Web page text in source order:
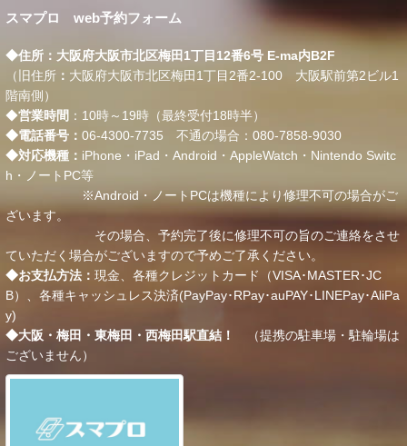
スマプロ web予約フォーム
◆住所：大阪府大阪市北区梅田1丁目12番6号 E-ma内B2F
（旧住所 ： 大阪府大阪市北区梅田1丁目2番2-100 大阪駅前第2ビル1
階南側）
◆営業時間 ：10時～19時（最終受付18時半）
◆電話番号： 06-4300-7735 不通の場合： 080-7858-9030
◆対応機種： iPhone・iPad・Android・AppleWatch・Nintendo Switc
h・ノートPC等
※Android・ノートPCは機種により修理不可の場合がご
ざいます。
その場合、予約完了後に修理不可の旨のご連絡をさせ
ていただく場合がございますので予めご了承ください。
◆お支払方法： 現金、各種クレジットカード（VISA･MASTER･JC
B）、各種キャッシュレス決済(PayPay･RPay･auPAY･LINEPay･AliPa
y)
◆大阪・梅田・東梅田・西梅田駅直結！
（提携の駐車場・駐輪場は
ございません）